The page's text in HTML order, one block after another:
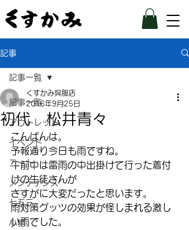
記事
記事一覧
アウトレット
イベント
コート
メンテナンス
七五三
小物
記事一覧
初代 松井青々
くすかみ呉服店
2016年9月25日
こんばんは。
予報通り今日も雨ですね。
午前中は雷雨の中出掛けて行った着付
けの生徒さんが
さすがに大変だったと思います。
雨対策グッツの効果が怪しまれる激し
い雨でした。